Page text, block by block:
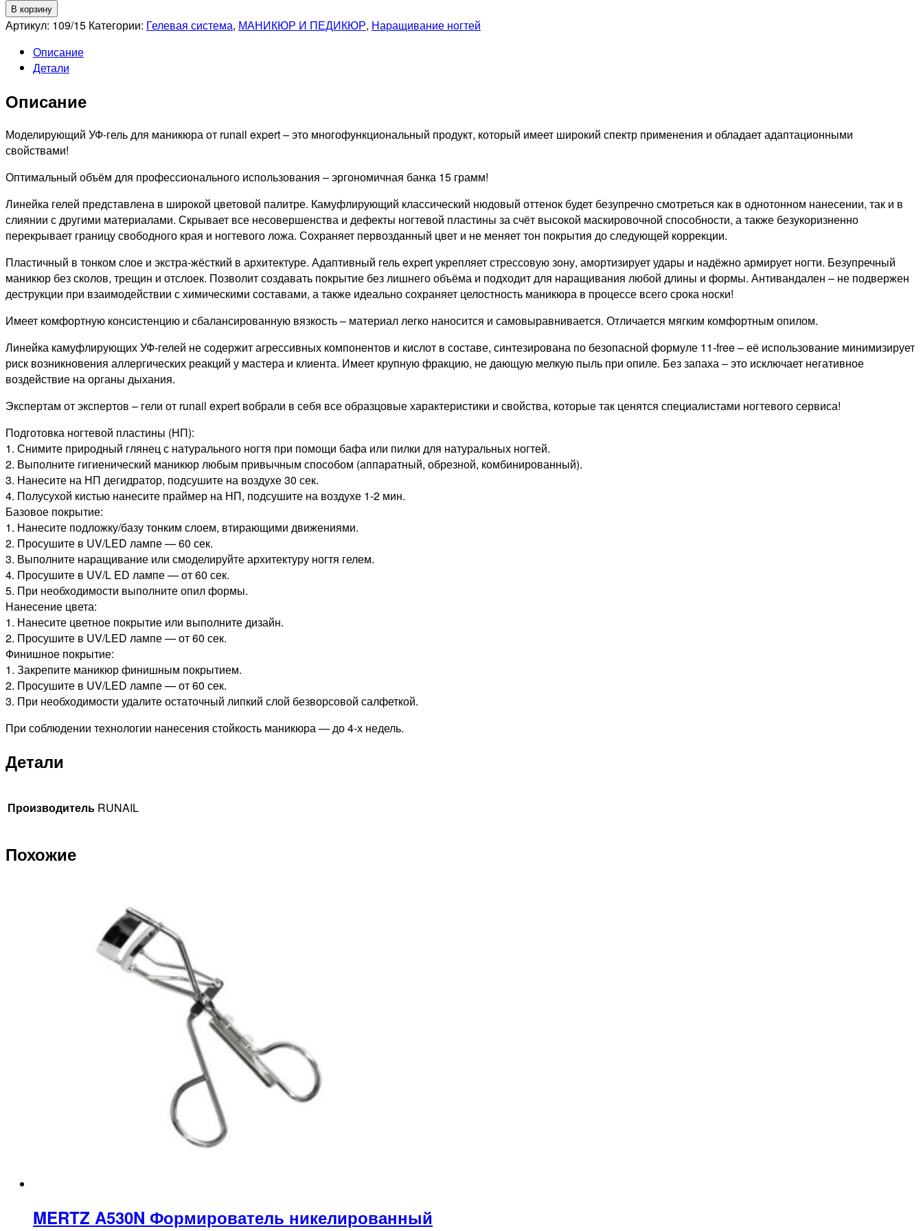
товара
RUNAIL
моделирующий
UV
GEL
№109,
15г
В корзину
Артикул: 109/15 Категории: Гелевая система, МАНИКЮР И ПЕДИКЮР, Наращивание ногтей
Описание
Детали
Описание
Моделирующий УФ-гель для маникюра от runail expert – это многофункциональный продукт, который имеет широкий спектр применения и обладает адаптационными
свойствами!
Оптимальный объём для профессионального использования – эргономичная банка 15 грамм!
Линейка гелей представлена в широкой цветовой палитре. Камуфлирующий классический нюдовый оттенок будет безупречно смотреться как в однотонном нанесении, так и в
слиянии с другими материалами. Скрывает все несовершенства и дефекты ногтевой пластины за счёт высокой маскировочной способности, а также безукоризненно
перекрывает границу свободного края и ногтевого ложа. Сохраняет первозданный цвет и не меняет тон покрытия до следующей коррекции.⁠
Пластичный в тонком слое и экстра-жёсткий в архитектуре. Адаптивный гель expert укрепляет стрессовую зону, амортизирует удары и надёжно армирует ногти. Безупречный
маникюр без сколов, трещин и отслоек. Позволит создавать покрытие без лишнего объёма и подходит для наращивания любой длины и формы. Антивандален – не подвержен
деструкции при взаимодействии с химическими составами, а также идеально сохраняет целостность маникюра в процессе всего срока носки!
Имеет комфортную консистенцию и сбалансированную вязкость – материал легко наносится и самовыравнивается. Отличается мягким комфортным опилом.
Линейка камуфлирующих УФ-гелей не содержит агрессивных компонентов и кислот в составе, синтезирована по безопасной формуле 11-free – её использование минимизирует
риск возникновения аллергических реакций у мастера и клиента. Имеет крупную фракцию, не дающую мелкую пыль при опиле. Без запаха – это исключает негативное
воздействие на органы дыхания.
Экспертам от экспертов – гели от runail expert вобрали в себя все образцовые характеристики и свойства, которые так ценятся специалистами ногтевого сервиса!
Подготовка ногтевой пластины (НП):
1. Снимите природный глянец с натурального ногтя при помощи бафа или пилки для натуральных ногтей.
2. Выполните гигиенический маникюр любым привычным способом (аппаратный, обрезной, комбинированный).
3. Нанесите на НП дегидратор, подсушите на воздухе 30 сек.
4. Полусухой кистью нанесите праймер на НП, подсушите на воздухе 1-2 мин.
Базовое покрытие:
1. Нанесите подложку/базу тонким слоем, втирающими движениями.
2. Просушите в UV/LED лампе — 60 сек.
3. Выполните наращивание или смоделируйте архитектуру ногтя гелем.
4. Просушите в UV/L ED лампе — от 60 сек.
5. При необходимости выполните опил формы.
Нанесение цвета:
1. Нанесите цветное покрытие или выполните дизайн.
2. Просушите в UV/LED лампе — от 60 сек.
Финишное покрытие:
1. Закрепите маникюр финишным покрытием.
2. Просушите в UV/LED лампе — от 60 сек.
3. При необходимости удалите остаточный липкий слой безворсовой салфеткой.
При соблюдении технологии нанесения стойкость маникюра — до 4-х недель.
Детали
Производитель RUNAIL
Похожие
MERTZ A530N Формирователь никелированный